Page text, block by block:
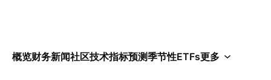
概览财务新闻社区技术指标预测季节性ETFs更多